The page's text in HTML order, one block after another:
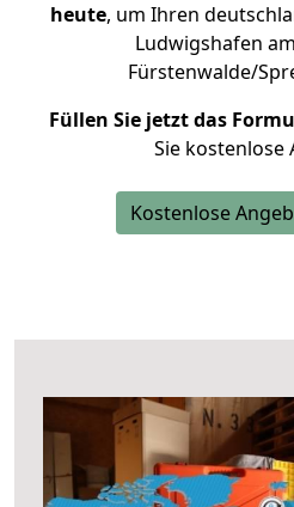
heute, um Ihren
Ludwigshafen
Fürstenwalde/
Füllen Sie jetzt das
Sie kostenlose
Kostenlose